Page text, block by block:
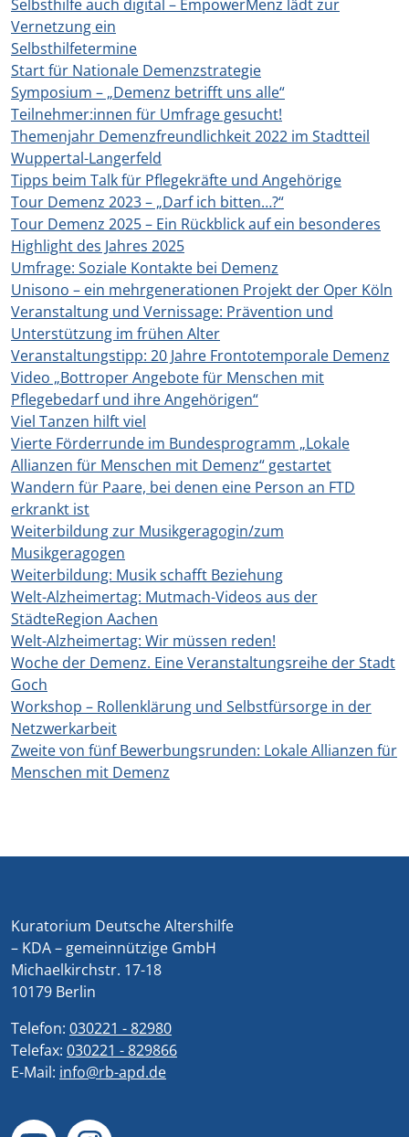
Selbsthilfe auch digital – EmpowerMenz lädt zur
Vernetzung ein
Selbsthilfetermine
Start für Nationale Demenzstrategie
Symposium – „Demenz betrifft uns alle“
Teilnehmer:innen für Umfrage gesucht!
Themenjahr Demenzfreundlichkeit 2022 im Stadtteil
Wuppertal-Langerfeld
Tipps beim Talk für Pflegekräfte und Angehörige
Tour Demenz 2023 – „Darf ich bitten…?“
Tour Demenz 2025 – Ein Rückblick auf ein besonderes
Highlight des Jahres 2025
Umfrage: Soziale Kontakte bei Demenz
Unisono – ein mehrgenerationen Projekt der Oper Köln
Veranstaltung und Vernissage: Prävention und
Unterstützung im frühen Alter
Veranstaltungstipp: 20 Jahre Frontotemporale Demenz
Video „Bottroper Angebote für Menschen mit
Pflegebedarf und ihre Angehörigen“
Viel Tanzen hilft viel
Vierte Förderrunde im Bundesprogramm „Lokale
Allianzen für Menschen mit Demenz“ gestartet
Wandern für Paare, bei denen eine Person an FTD
erkrankt ist
Weiterbildung zur Musikgeragogin/zum
Musikgeragogen
Weiterbildung: Musik schafft Beziehung
Welt-Alzheimertag: Mutmach-Videos aus der
StädteRegion Aachen
Welt-Alzheimertag: Wir müssen reden!
Woche der Demenz. Eine Veranstaltungsreihe der Stadt
Goch
Workshop – Rollenklärung und Selbstfürsorge in der
Netzwerkarbeit
Zweite von fünf Bewerbungsrunden: Lokale Allianzen für
Menschen mit Demenz
Kuratorium Deutsche Altershilfe
– KDA – gemeinnützige GmbH
Michaelkirchstr. 17-18
10179 Berlin
Telefon: 030221 - 82980
Telefax: 030221 - 829866
E-Mail: info@rb-apd.de